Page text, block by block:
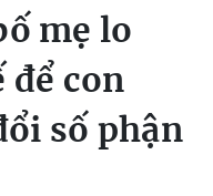
mẹ lo
để con
số phận